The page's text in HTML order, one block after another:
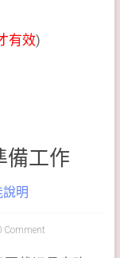
有效)
備工作
說明
Comment